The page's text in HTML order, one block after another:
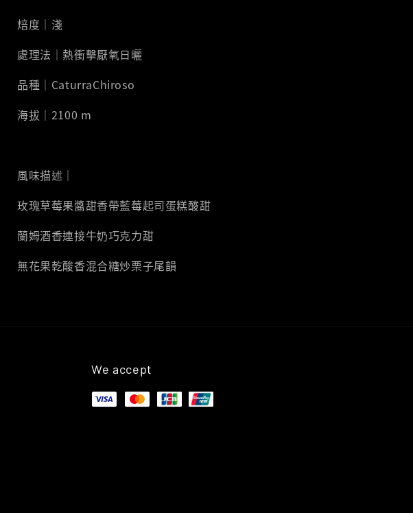
焙度｜淺
處理法｜熱衝擊厭氧日曬
品種｜CaturraChiroso
海拔｜2100 m
風味描述｜
玫瑰草莓果醬甜香帶藍莓起司蛋糕酸甜
蘭姆酒香連接牛奶巧克力甜
無花果乾酸香混合糖炒栗子尾韻
We accept